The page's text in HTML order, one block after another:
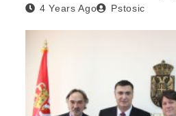
4 Years Ago Pstosic